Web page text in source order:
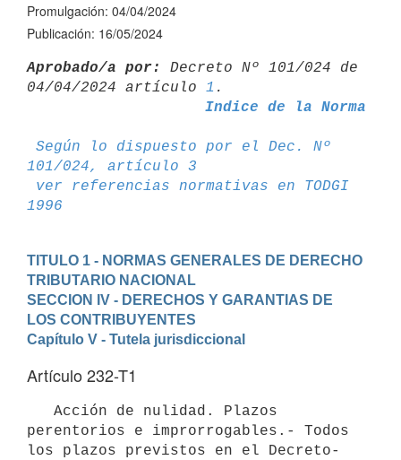
Promulgación: 04/04/2024
Publicación: 16/05/2024
Aprobado/a por:
Decreto Nº 101/024 de
04/04/2024 artículo 1
Indice de la Norma
Según lo dispuesto por el Dec. Nº
101/024, artículo 3
ver referencias normativas en TODGI
1996
TITULO 1 - NORMAS GENERALES DE DERECHO
TRIBUTARIO NACIONAL
SECCION IV - DERECHOS Y GARANTIAS DE
LOS CONTRIBUYENTES
Capítulo V - Tutela jurisdiccional
Artículo 232-T1
perentorios e improrrogables.- Todos
los plazos previstos en el Decreto-